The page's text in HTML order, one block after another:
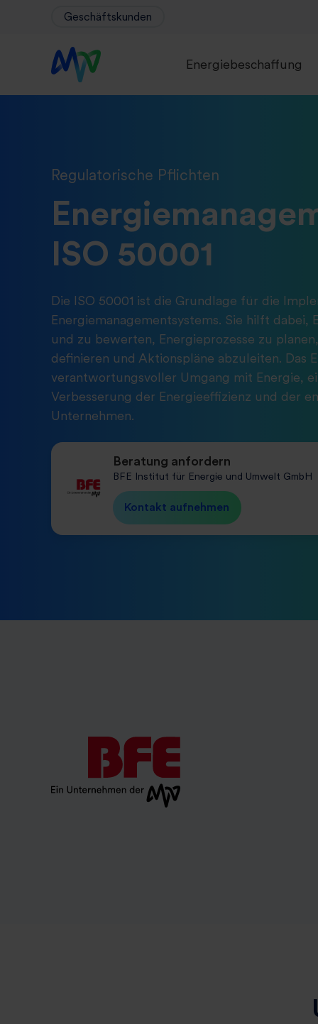
Geschäftskunden
Energiebeschaffung
Regulatorische Pflichten
ISO 50001
Die ISO 50001 ist die Grundlage für die
Energiemanagementsystems. Sie hilft dabei,
und zu bewerten, Energieprozesse zu
definieren und Aktionspläne abzuleiten. Das
verantwortungsvoller Umgang mit Energie,
Verbesserung der Energieeffizienz und der
Unternehmen.
Beratung anfordern
BFE Institut für Energie und Umwelt GmbH
Kontakt aufnehmen